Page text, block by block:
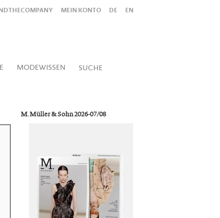
MEIN KONTO DE EN
MODEWISSEN SUCHE
Alles Shop SUCHEN
M. Müller & Sohn 2026-07/08